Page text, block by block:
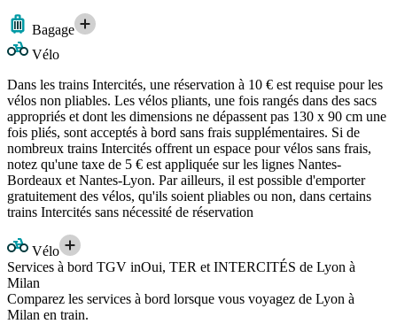
Bagage
Vélo
Dans les trains Intercités, une réservation à 10 € est requise pour les
vélos non pliables. Les vélos pliants, une fois rangés dans des sacs
appropriés et dont les dimensions ne dépassent pas 130 x 90 cm une
fois pliés, sont acceptés à bord sans frais supplémentaires. Si de
nombreux trains Intercités offrent un espace pour vélos sans frais,
notez qu'une taxe de 5 € est appliquée sur les lignes Nantes-
Bordeaux et Nantes-Lyon. Par ailleurs, il est possible d'emporter
gratuitement des vélos, qu'ils soient pliables ou non, dans certains
trains Intercités sans nécessité de réservation
Vélo
Services à bord TGV inOui, TER et INTERCITÉS de Lyon à
Milan
Comparez les services à bord lorsque vous voyagez de Lyon à
Milan en train.